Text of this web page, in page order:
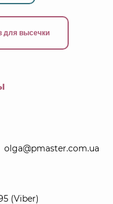
для высечки
olga@pmaster.com.ua
(Viber)